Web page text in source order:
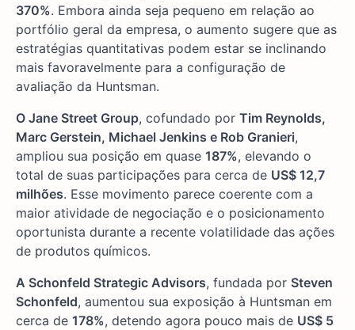
370%. Embora ainda seja pequeno em relação ao
portfólio geral da empresa, o aumento sugere que as
estratégias quantitativas podem estar se inclinando
mais favoravelmente para a configuração de
avaliação da Huntsman.
O Jane Street Group, cofundado por Tim Reynolds,
Marc Gerstein, Michael Jenkins e Rob Granieri,
ampliou sua posição em quase 187%, elevando o
total de suas participações para cerca de US$ 12,7
milhões. Esse movimento parece coerente com a
maior atividade de negociação e o posicionamento
oportunista durante a recente volatilidade das ações
de produtos químicos.
A Schonfeld Strategic Advisors, fundada por Steven
Schonfeld, aumentou sua exposição à Huntsman em
cerca de 178%, detendo agora pouco mais de US$ 5